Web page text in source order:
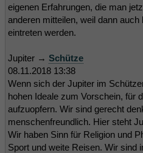
eigenen Erfahrungen, die man
anderen mitteilen, weil dann auch
eintreten werden.
Jupiter → Schütze
08.11.2018 13:38
Wenn sich der Jupiter im
hohen Ideale zum Vorschein, für
aufzuopfern. Wir sind gerecht
menschenfreundlich. Hier steht
Wir haben Sinn für Religion und
Sport und weite Reisen. Wir sind